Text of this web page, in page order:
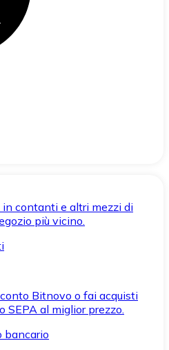
contanti e altri mezzi di
più vicino.
Bitnovo o fai acquisti
al miglior prezzo.
bancario